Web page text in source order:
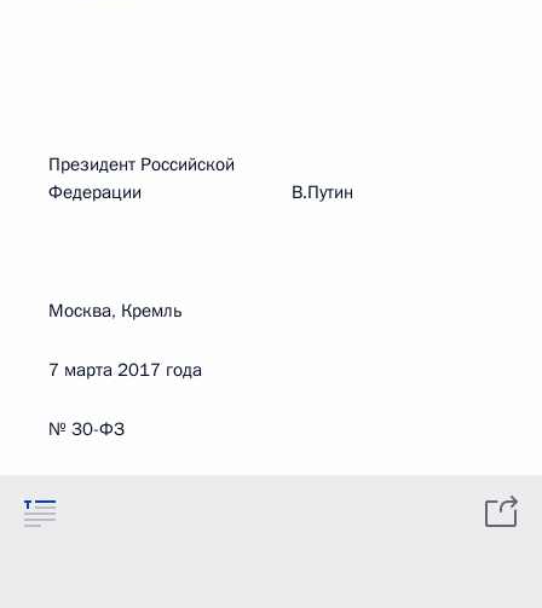
Президент Российской
Федерации В.Путин
Москва, Кремль
7 марта 2017 года
№ 30-ФЗ